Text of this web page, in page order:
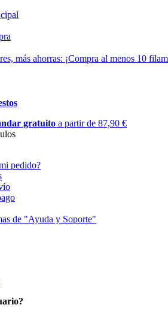
más ahorras: ¡Compra al menos 10
gratuito a partir de 87,90 €
pedido?
de "Ayuda y Soporte"